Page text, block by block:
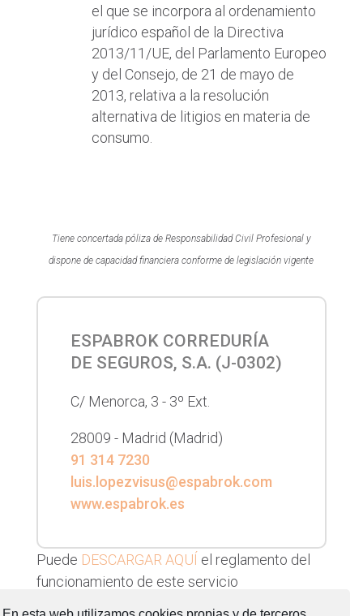
el que se incorpora al ordenamiento
jurídico español de la Directiva
2013/11/UE, del Parlamento Europeo
y del Consejo, de 21 de mayo de
2013, relativa a la resolución
alternativa de litigios en materia de
consumo.
Tiene concertada póliza de Responsabilidad Civil Profesional y
dispone de capacidad financiera conforme de legislación vigente
ESPABROK CORREDURÍA
DE SEGUROS, S.A. (J-0302)
C/ Menorca, 3 - 3º Ext.
28009 - Madrid (Madrid)
91 314 7230
luis.lopezvisus@espabrok.com
www.espabrok.es
Puede DESCARGAR AQUÍ el reglamento del
funcionamiento de este servicio
PuedeDESCARGAR AQUÍel formulario para la